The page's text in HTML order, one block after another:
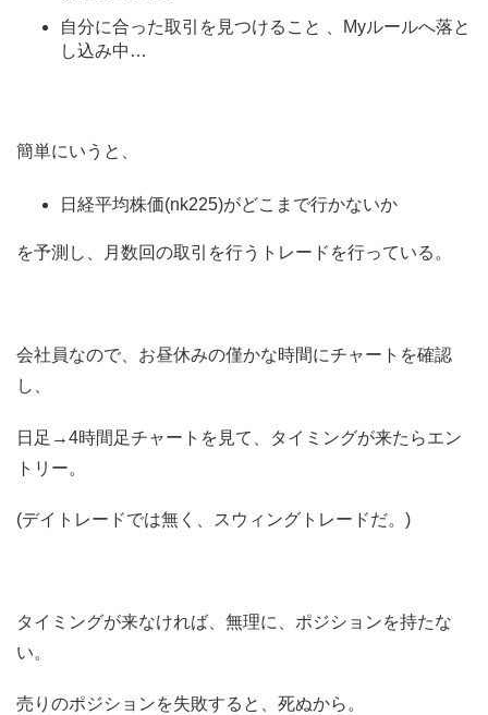
自分に合った取引を見つけること 、Myルールへ落と
し込み中…
簡単にいうと、
日経平均株価(nk225)がどこまで行かないか
を予測し、月数回の取引を行うトレードを行っている。
会社員なので、お昼休みの僅かな時間にチャートを確認
し、
日足→4時間足チャートを見て、タイミングが来たらエン
トリー。
(デイトレードでは無く、スウィングトレードだ。)
タイミングが来なければ、無理に、ポジションを持たな
い。
売りのポジションを失敗すると、死ぬから。